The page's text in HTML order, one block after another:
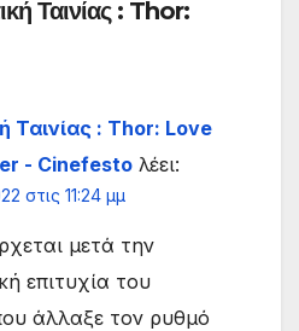
Ταινίας : Thor:
Ταινίας : Thor: Love
- Cinefesto λέει:
στις 11:24 μμ
μετά την
επιτυχία του
άλλαξε τον ρυθμό